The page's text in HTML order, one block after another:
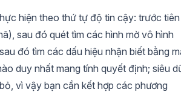
hiện theo thứ tự độ tin cậy: trước tiên
sau đó quét tìm các hình mờ vô hình
đó tìm các dấu hiệu nhận biết bằng
duy nhất mang tính quyết định; siêu
vì vậy bạn cần kết hợp các phương